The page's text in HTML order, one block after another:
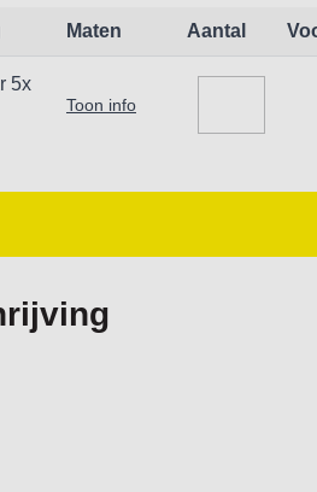
Maten Aantal
5x
Toon info